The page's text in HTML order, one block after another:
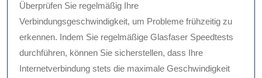
Überprüfen Sie regelmäßig Ihre
Verbindungsgeschwindigkeit, um Probleme frühzeitig zu
erkennen. Indem Sie regelmäßige Glasfaser Speedtests
durchführen, können Sie sicherstellen, dass Ihre
Internetverbindung stets die maximale Geschwindigkeit